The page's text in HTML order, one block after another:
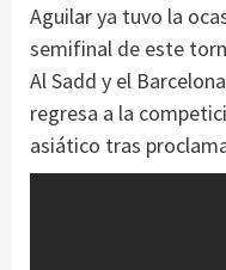
Aguilar ya tuvo la
semifinal de este
Al Sadd y el
regresa a la
asiático tras